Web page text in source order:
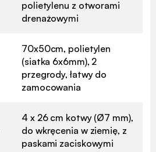
polietylenu z otworami
drenażowymi
70x50cm, polietylen
(siatka 6x6mm), 2
przegrody, łatwy do
zamocowania
4 x 26 cm kotwy (Ø7 mm),
do wkręcenia w ziemię, z
paskami zaciskowymi